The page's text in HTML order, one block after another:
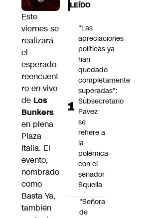
Este
viernes se
realizará
el
esperado
reencuent
ro en vivo
de Los
Bunkers
en plena
Plaza
Italia. El
evento,
nombrado
como
Basta Ya,
también
LEÍDO
"Las
apreciaciones
políticas ya
han
quedado
completamente
superadas":
Subsecretario
Pavez
se
refiere a
la
polémica
con el
senador
Squella
"Señora
de